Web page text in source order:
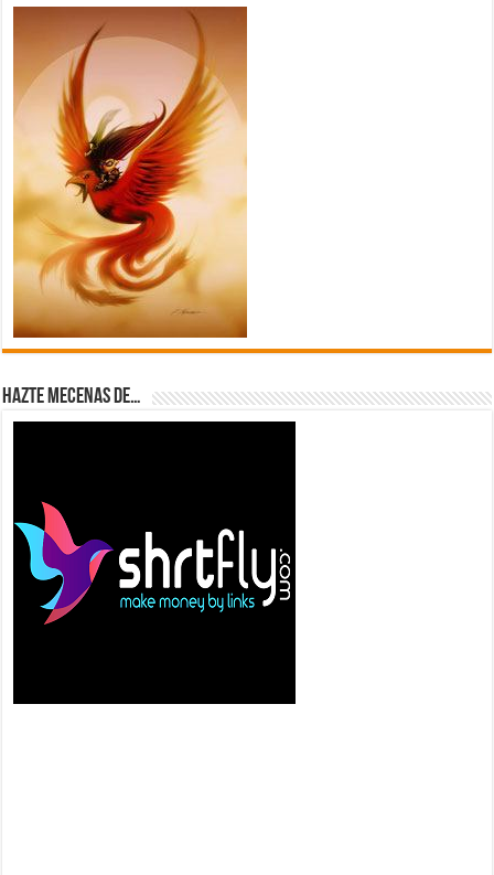
Hazte Mecenas de…